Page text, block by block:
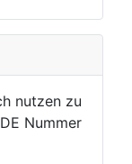
nutzen zu
Nummer